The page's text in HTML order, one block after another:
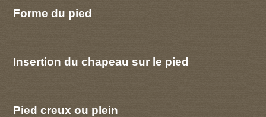
Forme du pied
Insertion du chapeau sur le pied
Pied creux ou plein